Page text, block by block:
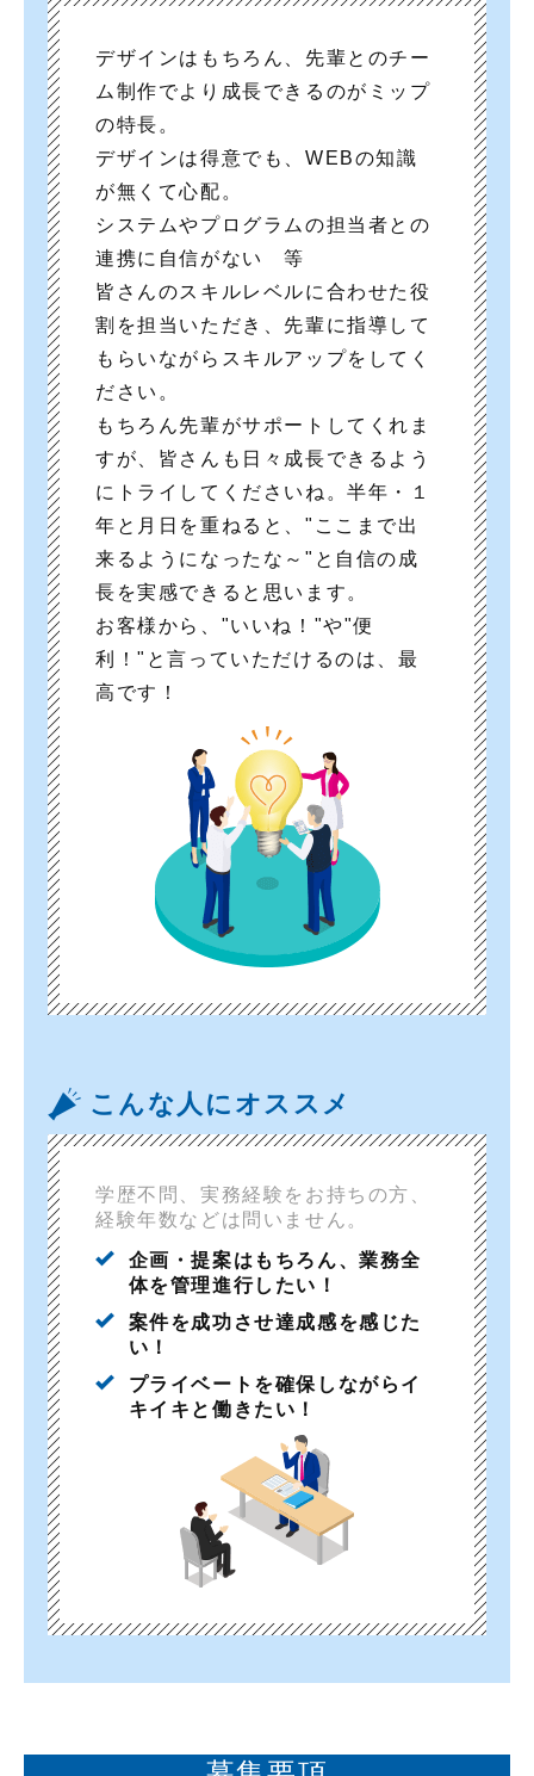
デザインはもちろん、先輩とのチー
ム制作でより成長できるのがミップ
の特長。
デザインは得意でも、WEBの知識
が無くて心配。
システムやプログラムの担当者との
連携に自信がない 等
皆さんのスキルレベルに合わせた役
割を担当いただき、先輩に指導して
もらいながらスキルアップをしてく
ださい。
もちろん先輩がサポートしてくれま
すが、皆さんも日々成長できるよう
にトライしてくださいね。半年・１
年と月日を重ねると、"ここまで出
来るようになったな～"と自信の成
長を実感できると思います。
お客様から、"いいね！"や"便
利！"と言っていただけるのは、最
高です！
こんな人にオススメ
学歴不問、実務経験をお持ちの方、
経験年数などは問いません。
企画・提案はもちろん、業務全
体を管理進行したい！
案件を成功させ達成感を感じた
い！
プライベートを確保しながらイ
キイキと働きたい！